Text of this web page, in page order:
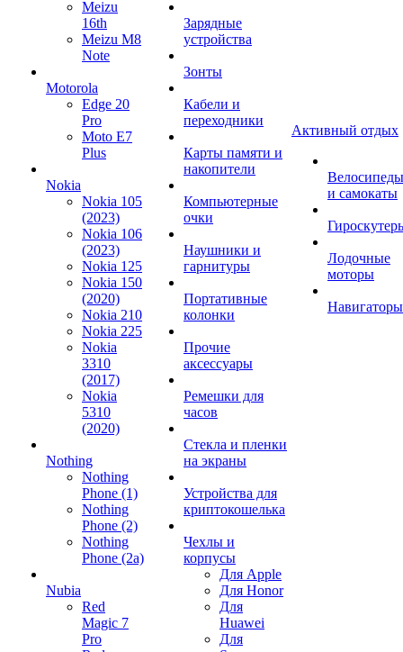
Meizu
16th
Meizu M8
Note
Motorola
Edge 20
Pro
Moto E7
Plus
Nokia
Nokia 105
(2023)
Nokia 106
(2023)
Nokia 125
Nokia 150
(2020)
Nokia 210
Nokia 225
Nokia
3310
(2017)
Nokia
5310
(2020)
Nothing
Nothing
Phone (1)
Nothing
Phone (2)
Nothing
Phone (2a)
Nubia
Red
Magic 7
Pro
Зарядные
устройства
Зонты
Кабели и
переходники
Карты памяти и
накопители
Компьютерные
очки
Наушники и
гарнитуры
Портативные
колонки
Прочие
аксессуары
Ремешки для
часов
Стекла и пленки
на экраны
Устройства для
криптокошелька
Чехлы и
корпусы
Для Apple
Для Honor
Для
Huawei
Для
Активный отдых
Велосипеды
и самокаты
Лодочные
моторы
Навигаторы